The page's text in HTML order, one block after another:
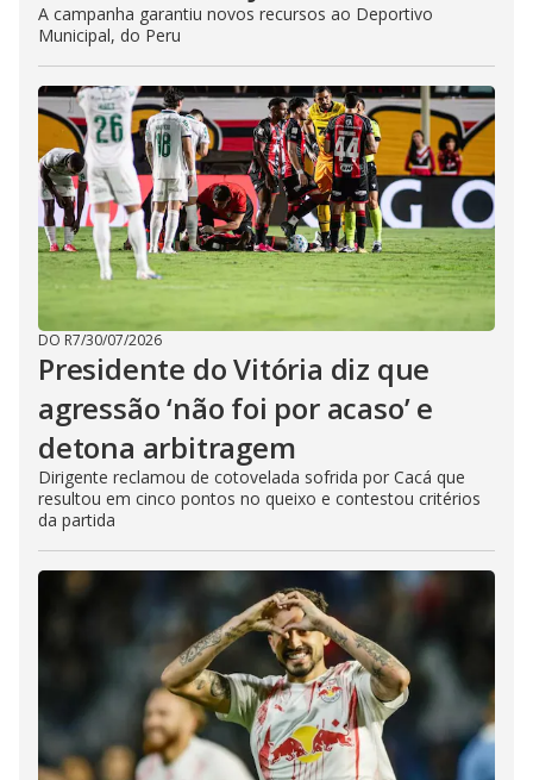
A campanha garantiu novos recursos ao Deportivo
Municipal, do Peru
DO R7/30/07/2026
Presidente do Vitória diz que
agressão ‘não foi por acaso’ e
detona arbitragem
Dirigente reclamou de cotovelada sofrida por Cacá que
resultou em cinco pontos no queixo e contestou critérios
da partida